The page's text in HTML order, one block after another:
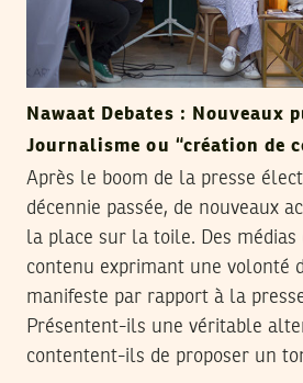
Nawaat Debates : Nouveaux
Journalisme ou “création de
Après le boom de la presse
décennie passée, de nouveaux
la place sur la toile. Des
contenu exprimant une volonté
manifeste par rapport à la
Présentent-ils une véritable
contentent-ils de proposer un